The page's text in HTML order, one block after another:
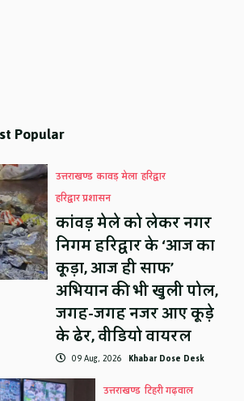
Popular
उत्तराखण्ड कावड़ मेला हरिद्वार
हरिद्वार प्रशासन
कांवड़ मेले को लेकर नगर
निगम हरिद्वार के ‘आज का
कूड़ा, आज ही साफ’
अभियान की भी खुली पोल,
जगह-जगह नजर आए कूड़े
के ढेर, वीडियो वायरल
09 Aug, 2026 Khabar Dose Desk
उत्तराखण्ड टिहरी गढ़वाल